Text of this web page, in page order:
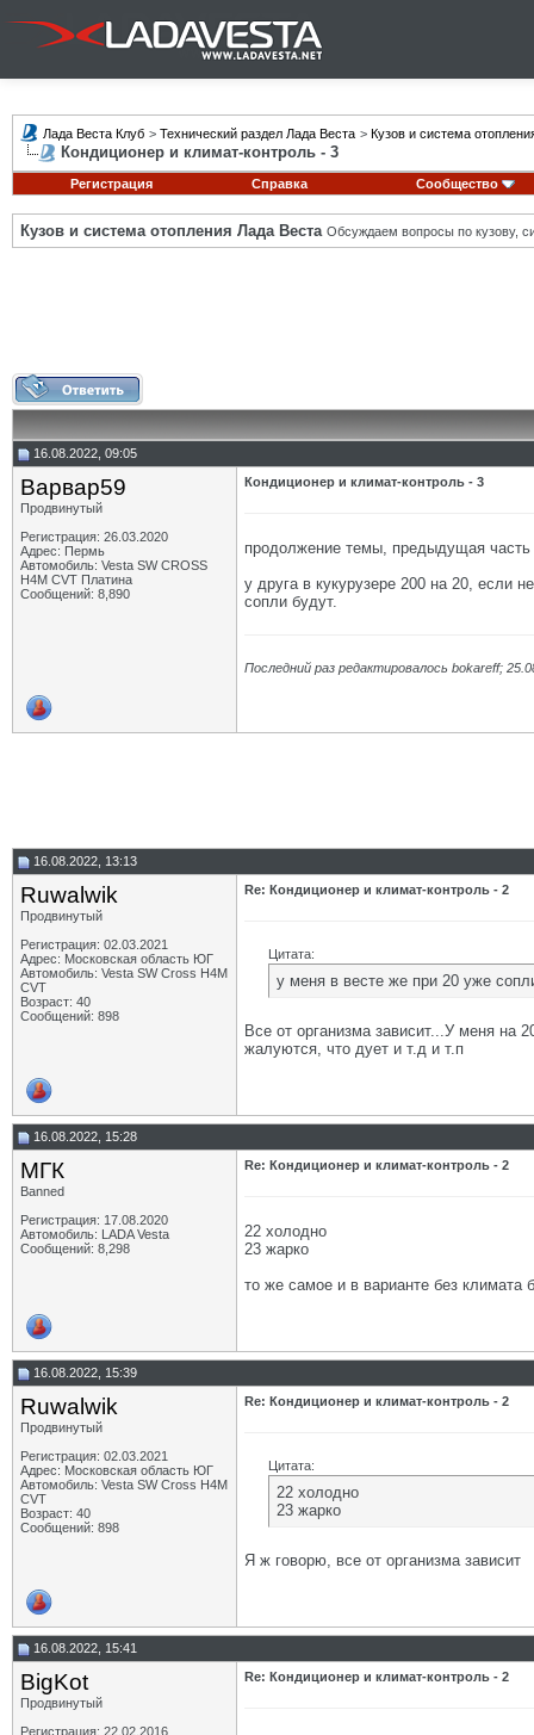
Лада Веста Клуб > Технический раздел Лада Веста > Кузов и система
Кондиционер и климат-контроль - 3
Регистрация Справка Сообщество
Кузов и система отопления Лада Веста Обсуждаем вопросы по кузову,
16.08.2022, 09:05
Варвар59
Продвинутый
Регистрация: 26.03.2020
Адрес: Пермь
Автомобиль: Vesta SW CROSS
H4M CVT Платина
Сообщений: 8,890
Кондиционер и климат-контроль - 3
продолжение темы, предыдущая часть
у друга в кукурузере 200 на 20, если
сопли будут.
Последний раз редактировалось bokareff;
16.08.2022, 13:13
Ruwalwik
Продвинутый
Регистрация: 02.03.2021
Адрес: Московская область ЮГ
Автомобиль: Vesta SW Cross H4M
CVT
Возраст: 40
Сообщений: 898
Re: Кондиционер и климат-контроль - 2
Цитата:
у меня в весте же при 20 уже
Все от организма зависит...У меня на
жалуются, что дует и т.д и т.п
16.08.2022, 15:28
МГК
Banned
Регистрация: 17.08.2020
Автомобиль: LADA Vesta
Сообщений: 8,298
Re: Кондиционер и климат-контроль - 2
22 холодно
23 жарко
то же самое и в варианте без климата
16.08.2022, 15:39
Ruwalwik
Продвинутый
Регистрация: 02.03.2021
Адрес: Московская область ЮГ
Автомобиль: Vesta SW Cross H4M
CVT
Возраст: 40
Сообщений: 898
Re: Кондиционер и климат-контроль - 2
Цитата:
22 холодно
23 жарко
Я ж говорю, все от организма зависит
16.08.2022, 15:41
BigKot
Продвинутый
Регистрация: 22.02.2016
Re: Кондиционер и климат-контроль - 2